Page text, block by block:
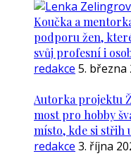
Koučka a
podporu žen,
svůj profesní i
redakce 5. března
Autorka projektu
most pro hobby
místo, kde si střih
redakce 3. října